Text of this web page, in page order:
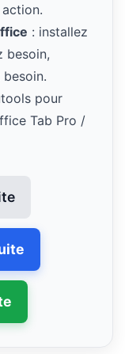
: installez
besoin,
pour
Tab Pro /